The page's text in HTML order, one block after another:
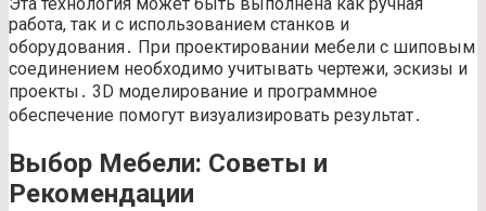
Эта технология может быть выполнена как ручная
работа, так и с использованием станков и
оборудования․ При проектировании мебели с шиповым
соединением необходимо учитывать чертежи, эскизы и
проекты․ 3D моделирование и программное
обеспечение помогут визуализировать результат․
Выбор Мебели: Советы и
Рекомендации